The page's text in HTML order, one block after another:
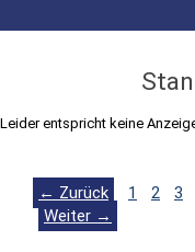
Leider entspricht keine
← Zurück 1 2 3
Weiter →